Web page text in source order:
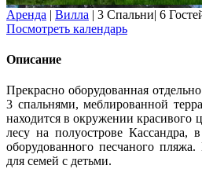
Аренда | Вилла | 3 Спальни| 6
Посмотреть календарь
Описание
Прекрасно оборудованная
3 спальнями, меблированной
находится в окружении красивого
лесу на полуострове Кассандра,
оборудованного песчаного
для семей с детьми.